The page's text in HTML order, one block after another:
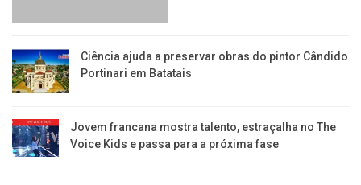
Ciência ajuda a preservar obras do pintor Cândido
Portinari em Batatais
Jovem francana mostra talento, estraçalha no The
Voice Kids e passa para a próxima fase